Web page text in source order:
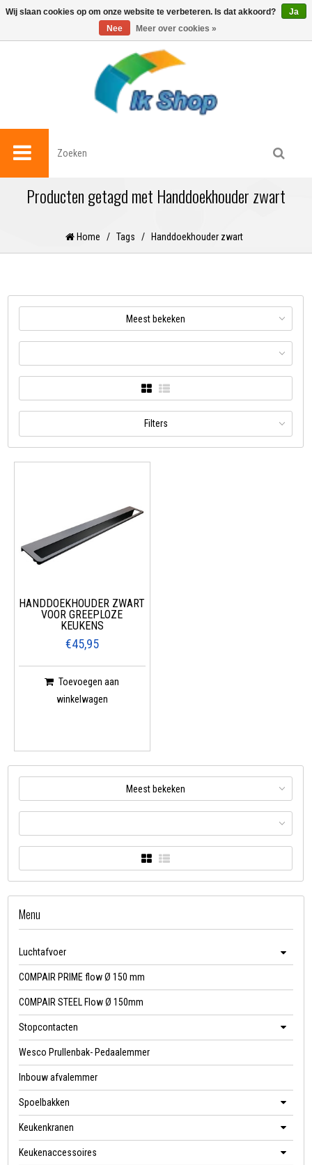
0
Producten getagd met Handdoekhouder zwart
Home / Tags / Handdoekhouder zwart
Meest bekeken
Filters
HANDDOEKHOUDER ZWART
VOOR GREEPLOZE
KEUKENS
€45,95
Toevoegen aan
winkelwagen
Meest bekeken
Menu
Luchtafvoer
COMPAIR PRIME flow Ø 150 mm
COMPAIR STEEL Flow Ø 150mm
Stopcontacten
Wesco Prullenbak- Pedaalemmer
Inbouw afvalemmer
Spoelbakken
Keukenkranen
Keukenaccessoires
Wij slaan cookies op om onze website te verbeteren. Is dat akkoord?
Ja
Nee
Meer over cookies »